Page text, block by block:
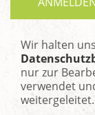
Wir halten
nur zur
verwendet
weitergeleitet.